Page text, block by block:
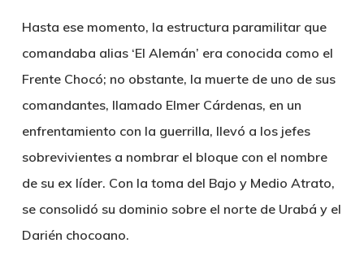
Hasta ese momento, la estructura paramilitar que
comandaba alias ‘El Alemán’ era conocida como el
Frente Chocó; no obstante, la muerte de uno de sus
comandantes, llamado Elmer Cárdenas, en un
enfrentamiento con la guerrilla, llevó a los jefes
sobrevivientes a nombrar el bloque con el nombre
de su ex líder. Con la toma del Bajo y Medio Atrato,
se consolidó su dominio sobre el norte de Urabá y el
Darién chocoano.